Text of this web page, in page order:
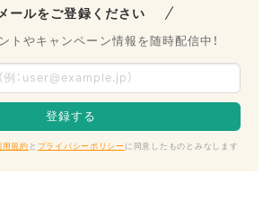
メールをご登録ください
トやキャンペーン情報を随時配信中！
用規約 と プライバシーポリシーに同意したものとみなします